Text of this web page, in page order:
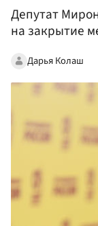
Депутат
на закрытие
Дарья Колаш